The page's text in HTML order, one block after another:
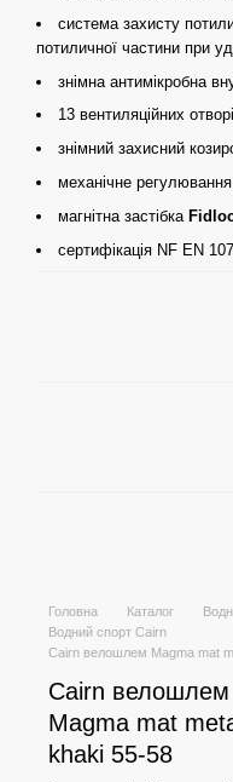
система захисту
потиличної частини при
знімна антимікробна
13 вентиляційних
знімний захисний
механічне
магнітна застібка
сертифікація NF EN
Головна Каталог
Водний спорт Cairn
Cairn велошлем Magma mat
Cairn велошлем
Magma mat
khaki 55-58